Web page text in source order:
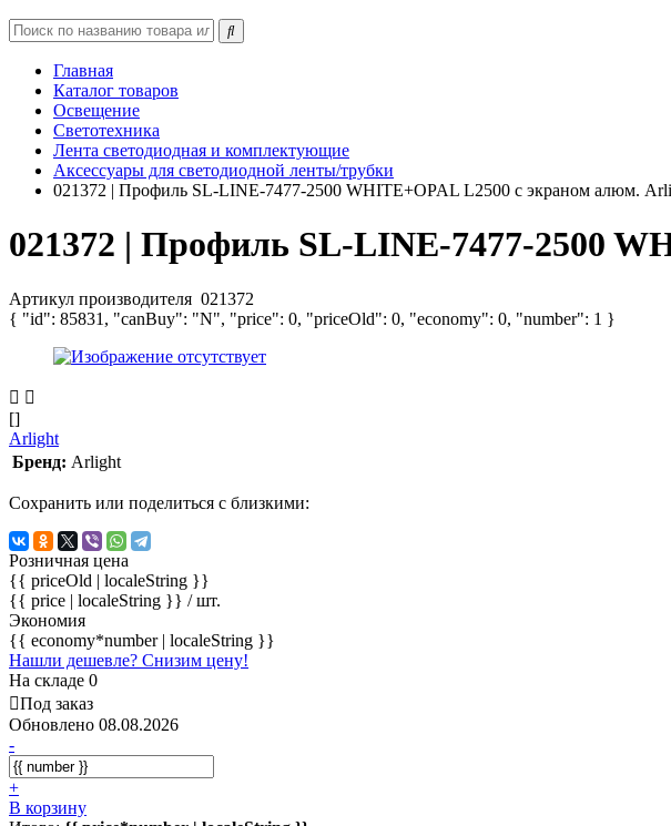
Главная
Каталог товаров
Освещение
Светотехника
Лента светодиодная и комплектующие
Аксессуары для светодиодной ленты/трубки
021372 | Профиль SL-LINE-7477-2500 WHITE+OPAL L2500 с экраном алюм.
021372 | Профиль SL-LINE-7477-2500
Артикул производителя 021372
{ "id": 85831, "canBuy": "N", "price": 0, "priceOld": 0, "economy": 0, "number": 1 }
[]
Arlight
Бренд: Arlight
Сохранить или поделиться с близкими:
Розничная цена
{{ priceOld | localeString }}
{{ price | localeString }} / шт.
Экономия
{{ economy*number | localeString }}
Нашли дешевле? Снизим цену!
На складе 0
Под заказ
Обновлено 08.08.2026
-
+
В корзину